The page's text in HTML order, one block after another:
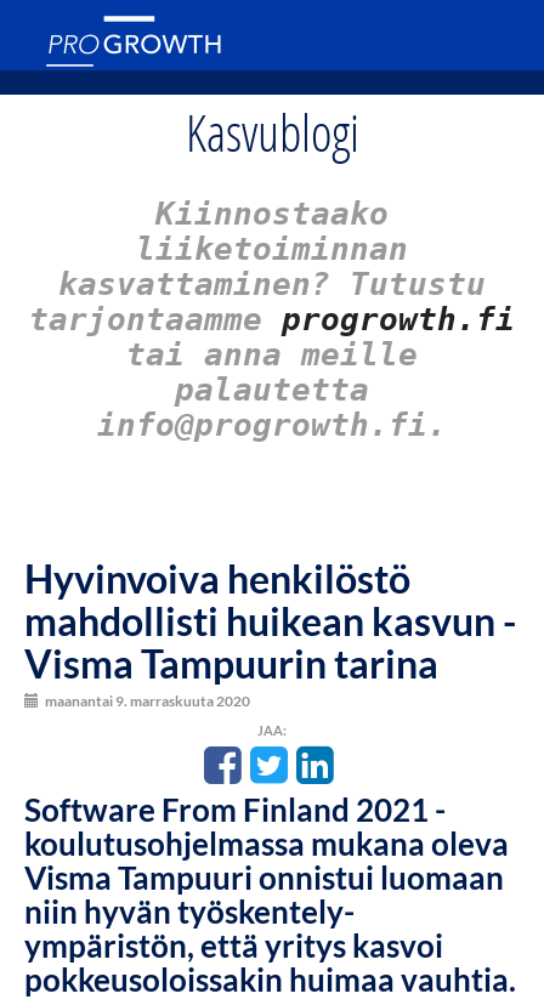
Kasvublogi
Kiinnostaako
liiketoiminnan
kasvattaminen? Tutustu
tarjontaamme progrowth.fi
tai anna meille
palautetta
info@progrowth.fi.
Hyvinvoiva henkilöstö
mahdollisti huikean kasvun -
Visma Tampuurin tarina
maanantai 9. marraskuuta 2020
JAA:
Software From Finland 2021 -
koulutusohjelmassa mukana oleva
Visma Tampuuri onnistui luomaan
niin hyvän työskentely-
ympäristön, että yritys kasvoi
pokkeusoloissakin huimaa vauhtia.